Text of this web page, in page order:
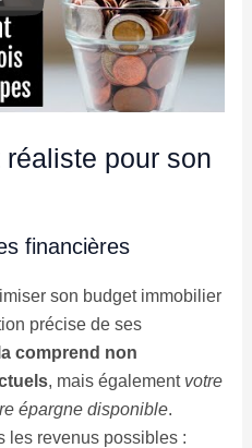
pour son
financières
son budget immobilier
précise de ses
comprend non
, mais également votre
épargne disponible.
les revenus possibles :